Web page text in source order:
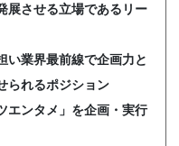
展させる立場であるリー
い業界最前線で企画力と
られるポジション
エンタメ」を企画・実行